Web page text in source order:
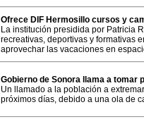
Ofrece DIF Hermosillo cursos y
La institución presidida por Patricia
recreativas, deportivas y formativas
aprovechar las vacaciones en
Gobierno de Sonora llama a
Un llamado a la población a
próximos días, debido a una ola de